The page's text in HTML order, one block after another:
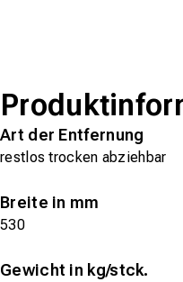
Art der Entfernung
restlos trocken abziehbar
Breite in mm
530
Gewicht in kg/stck.